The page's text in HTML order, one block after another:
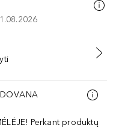
Perkant produktų